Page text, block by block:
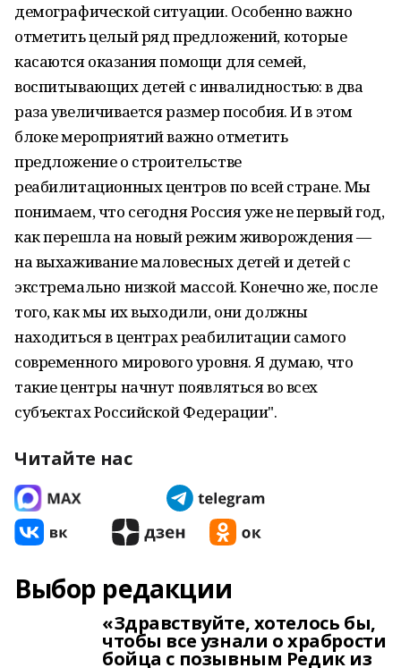
демографической ситуации. Особенно важно
отметить целый ряд предложений, которые
касаются оказания помощи для семей,
воспитывающих детей с инвалидностью: в два
раза увеличивается размер пособия. И в этом
блоке мероприятий важно отметить
предложение о строительстве
реабилитационных центров по всей стране. Мы
понимаем, что сегодня Россия уже не первый год,
как перешла на новый режим живорождения —
на выхаживание маловесных детей и детей с
экстремально низкой массой. Конечно же, после
того, как мы их выходили, они должны
находиться в центрах реабилитации самого
современного мирового уровня. Я думаю, что
такие центры начнут появляться во всех
субъектах Российской Федерации".
Читайте нас
Выбор редакции
«Здравствуйте, хотелось бы,
чтобы все узнали о храбрости
бойца с позывным Редик из